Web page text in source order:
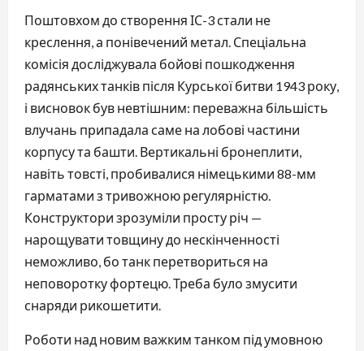
Поштовхом до створення ІС-3 стали не
креслення, а понівечений метал. Спеціальна
комісія досліджувала бойові пошкодження
радянських танків після Курської битви 1943 року,
і висновок був невтішним: переважна більшість
влучань припадала саме на лобові частини
корпусу та башти. Вертикальні бронеплити,
навіть товсті, пробивалися німецькими 88-мм
гарматами з тривожною регулярністю.
Конструктори зрозуміли просту річ —
нарощувати товщину до нескінченності
неможливо, бо танк перетвориться на
неповоротку фортецю. Треба було змусити
снаряди рикошетити.
Роботи над новим важким танком під умовною